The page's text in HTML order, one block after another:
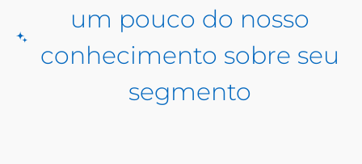
um pouco do nosso
conhecimento sobre seu
segmento